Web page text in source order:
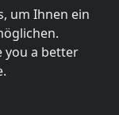
um Ihnen ein
you a better